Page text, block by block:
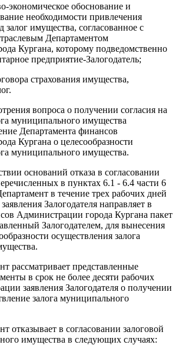
экономическое обоснование и
необходимости привлечения
залог имущества, согласованное с
Департаментом
Кургана, которому подведомственно
предприятие-Залогодатель;
страхования имущества,
вопроса о получении согласия на
муниципального имущества
Департамента финансов
Кургана о целесообразности
муниципального имущества.
оснований отказа в согласовании
в пунктах 6.1 - 6.4 части 6
в течение трех рабочих дней
Залогодателя направляет в
Администрации города Кургана пакет
Залогодателем, для вынесения
осуществления залога
рассматривает представленные
в срок не более десяти рабочих
заявления Залогодателя о получении
залога муниципального
отказывает в согласовании залоговой
имущества в следующих случаях: